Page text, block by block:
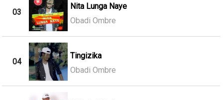
03
Nita Lunga Naye
Obadi Ombre
04
Tingizika
Obadi Ombre